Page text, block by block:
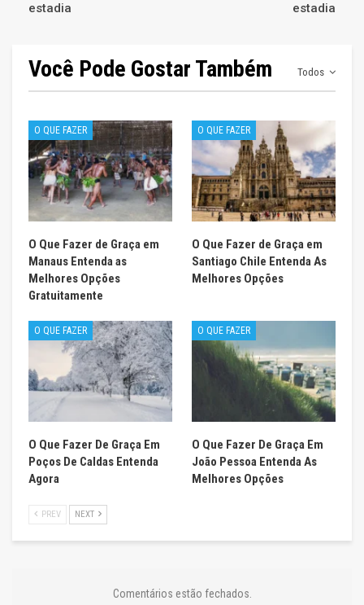
estadia
estadia
Todos
Você Pode Gostar Também
O QUE FAZER
O Que Fazer de Graça em
Manaus Entenda as
Melhores Opções
Gratuitamente
O QUE FAZER
O Que Fazer de Graça em
Santiago Chile Entenda As
Melhores Opções
O QUE FAZER
O Que Fazer De Graça Em
Poços De Caldas Entenda
Agora
O QUE FAZER
O Que Fazer De Graça Em
João Pessoa Entenda As
Melhores Opções
PREV NEXT
Comentários estão fechados.